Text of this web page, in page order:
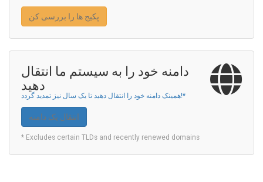
پکیج ها را بررسی کن
دامنه خود را به سیستم ما انتقال
دهید
همینک دامنه خود را انتقال دهید تا یک سال نیز تمدید گردد!*
انتقال یک دامنه
* Excludes certain TLDs and recently renewed domains